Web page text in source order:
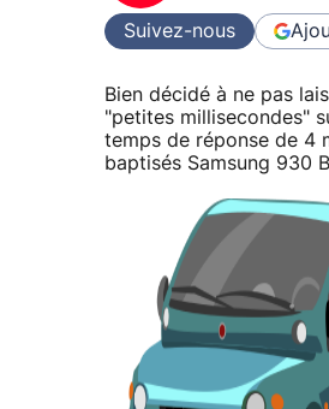
Suivez-nous
Bien décidé à ne pas
"petites millisecondes"
temps de réponse de 4
baptisés Samsung 930